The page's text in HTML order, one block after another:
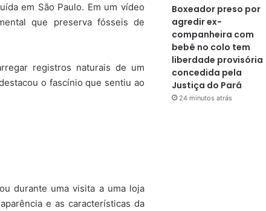
em São Paulo. Em um vídeo
que preserva fósseis de
registros naturais de um
o fascínio que sentiu ao
durante uma visita a uma loja
e as características da
Boxeador preso por
agredir ex-
companheira com
bebê no colo tem
liberdade provisória
concedida pela
Justiça do Pará
24 minutos atrás